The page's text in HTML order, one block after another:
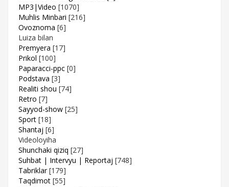
MP3|Video [1070]
Muhlis Minbari [216]
Ovoznoma [6]
Luiza bilan
Premyera [17]
Prikol [100]
Paparacci-ppc [0]
Podstava [3]
Realiti shou [74]
Retro [7]
Sayyod-show [25]
Sport [18]
Shantaj [6]
Videoloyiha
Shunchaki qiziq [27]
Suhbat | Intervyu | Reportaj [748]
Tabriklar [179]
Taqdimot [55]